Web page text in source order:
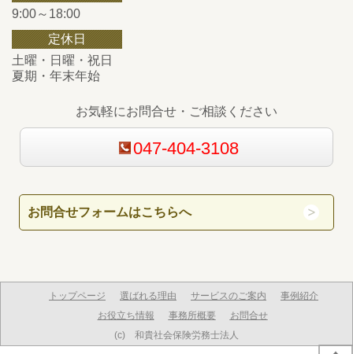
9:00～18:00
定休日
土曜・日曜・祝日
夏期・年末年始
お気軽にお問合せ・ご相談ください
047-404-3108
お問合せフォームはこちらへ
(c) 和貴社会保険労務士法人
トップページ 選ばれる理由 サービスのご案内
事例紹介
お役立ち情報
事務所概要 お問合せ